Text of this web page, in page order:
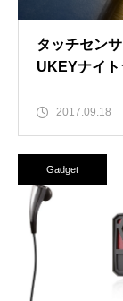
タッチセン
UKEYナイ
2017.09.18
Gadget